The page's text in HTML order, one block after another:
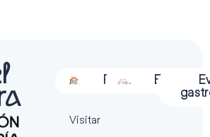
Alojamiento
Restauración
Actividades
Visitar